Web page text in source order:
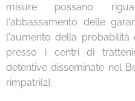
misure possano
l'abbassamento delle
l'aumento della probabilità
presso i centri di
detentive disseminate nel
rimpatri[2].